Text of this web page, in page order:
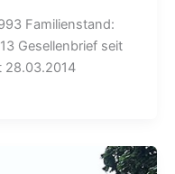
Familienstand:
Gesellenbrief seit
28.03.2014